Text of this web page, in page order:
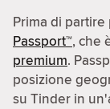
Prima di
Passport™, che
premium.
posizione
su Tinder in